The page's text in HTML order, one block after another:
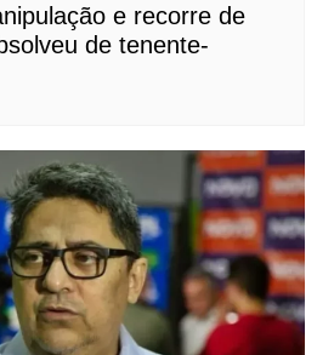
e recorre de
de tenente-